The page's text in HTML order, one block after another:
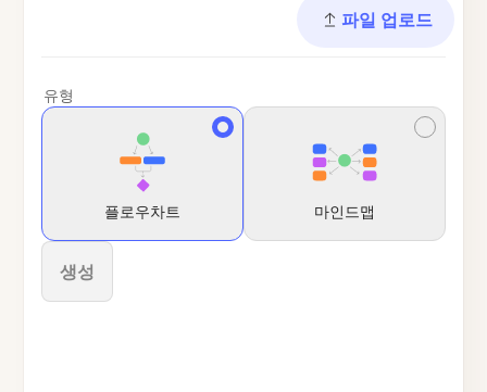
파일 업로드
유형
플로우차트 마인드맵
생성